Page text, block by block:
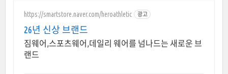
https://smartstore.naver.com/heroathletic 광고
26년 신상 브랜드
짐웨어,스포츠웨어,데일리 웨어를 넘나드는 새로운 브
랜드